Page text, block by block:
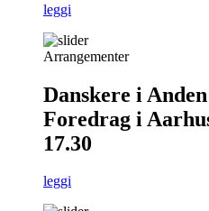
leggi
Arrangementer
Danskere i
Foredrag i
17.30
leggi